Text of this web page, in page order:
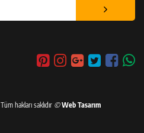
Tüm hakları saklıdır © Web Tasarım